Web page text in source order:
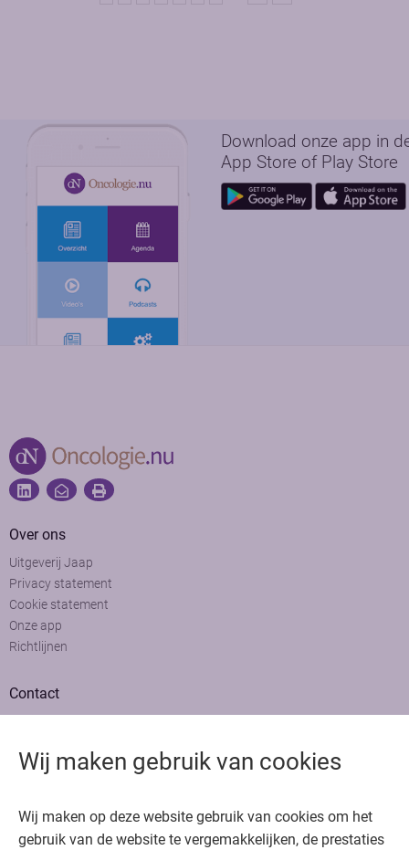
Wij maken gebruik van cookies
Wij maken op deze website gebruik van cookies om het
gebruik van de website te vergemakkelijken, de prestaties
Bedankt voor het bezoeken van Oncologie.nu
Krijg gratis toegang in 30 seconden of log in om verder te gaan
Download onze app in
App Store of Play Store
Over ons
Uitgeverij Jaap
Privacy statement
Cookie statement
Onze app
Richtlijnen
Contact
Adverteren